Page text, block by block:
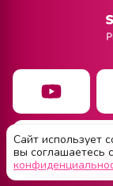
Сайт использует
вы соглашаетесь с